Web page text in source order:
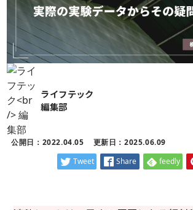
ライフテック
編集部
公開日：2022.04.05 更新日：2025.06.09
Tweet Share feedly